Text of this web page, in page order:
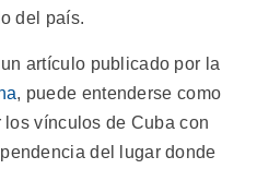
del país.
artículo publicado por la
, puede entenderse como
los vínculos de Cuba con
del lugar donde